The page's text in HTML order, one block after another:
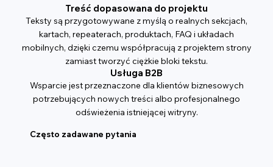
Treść dopasowana do projektu
Teksty są przygotowywane z myślą o realnych sekcjach,
kartach, repeaterach, produktach, FAQ i układach
mobilnych, dzięki czemu współpracują z projektem strony
zamiast tworzyć ciężkie bloki tekstu.
Usługa B2B
Wsparcie jest przeznaczone dla klientów biznesowych
potrzebujących nowych treści albo profesjonalnego
odświeżenia istniejącej witryny.
Często zadawane pytania